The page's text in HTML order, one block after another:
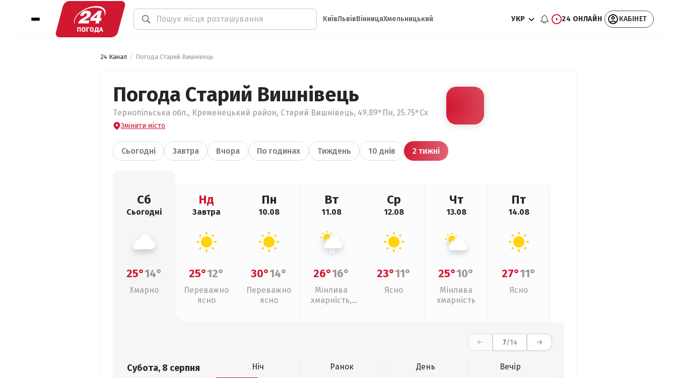
КиївЛьвівВінницяХмельницький УКР 24 ОНЛАЙН КАБІНЕТ
24 Канал Погода Старий Вишнівець
Погода Старий Вишнівець
Тернопільська обл., Кременецький район, Старий Вишнівець, 49.89°Пн, 25.75°Сх
Змінити місто
Сьогодні Завтра Вчора По годинах Тиждень 10 днів 2 тижні
Сб
Сьогодні
25°14°
Хмарно
Нд
Завтра
25°12°
Переважно
ясно
Пн
10.08
30°14°
Переважно
ясно
Вт
11.08
26°16°
Мінлива
хмарність,
Ср
12.08
23°11°
Ясно
Чт
13.08
25°10°
Мінлива
хмарність
Пт
14.08
27°11°
Ясно
7/14
Субота, 8 серпня Ніч Ранок День
Вечір